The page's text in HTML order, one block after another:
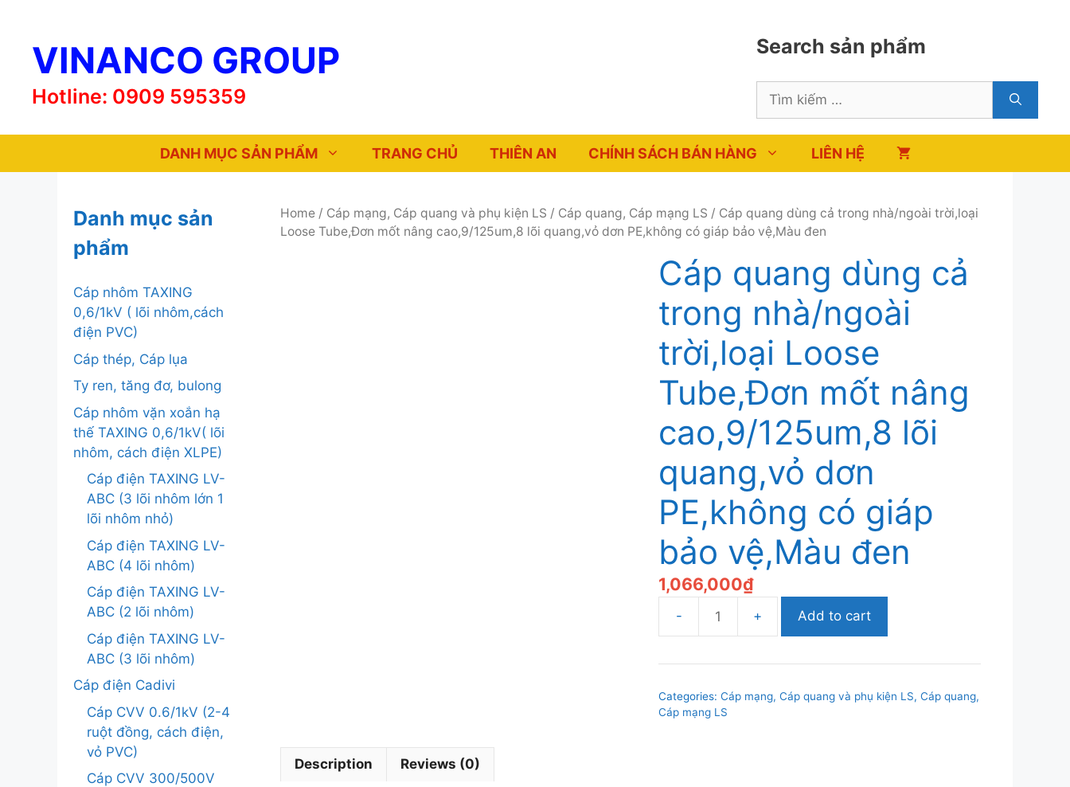
VINANCO GROUP
Hotline: 0909 595359
Search sản phẩm
Tìm
DANH MỤC SẢN PHẨM TRANG CHỦ THIÊN AN CHÍNH SÁCH BÁN HÀNG LIÊN HỆ
Home / Cáp mạng, Cáp quang và phụ kiện LS / Cáp quang, Cáp mạng LS / Cáp quang dùng cả trong nhà/ngoài trời,loại
Loose Tube,Đơn mốt nâng cao,9/125um,8 lõi quang,vỏ dơn PE,không có giáp bảo vệ,Màu đen
Cáp quang dùng cả
trong nhà/ngoài
trời,loại Loose
Tube,Đơn mốt nâng
cao,9/125um,8 lõi
quang,vỏ dơn
PE,không có giáp
bảo vệ,Màu đen
1,066,000₫
dùng
trong
Add to cart
Categories:Cáp mạng, Cáp quang và phụ kiện LS,Cáp quang,
Cáp mạng LS
Description Reviews (0)
Danh mục sản
phẩm
Cáp nhôm TAXING
0,6/1kV ( lõi nhôm,cách
điện PVC)
Cáp thép, Cáp lụa
Ty ren, tăng đơ, bulong
Cáp nhôm vặn xoắn hạ
thế TAXING 0,6/1kV( lõi
nhôm, cách điện XLPE)
Cáp điện TAXING LV-
ABC (3 lõi nhôm lớn 1
lõi nhôm nhỏ)
Cáp điện TAXING LV-
ABC (4 lõi nhôm)
Cáp điện TAXING LV-
ABC (2 lõi nhôm)
Cáp điện TAXING LV-
ABC (3 lõi nhôm)
Cáp điện Cadivi
Cáp CVV 0.6/1kV (2-4
ruột đồng, cách điện,
vỏ PVC)
Cáp CVV 300/500V